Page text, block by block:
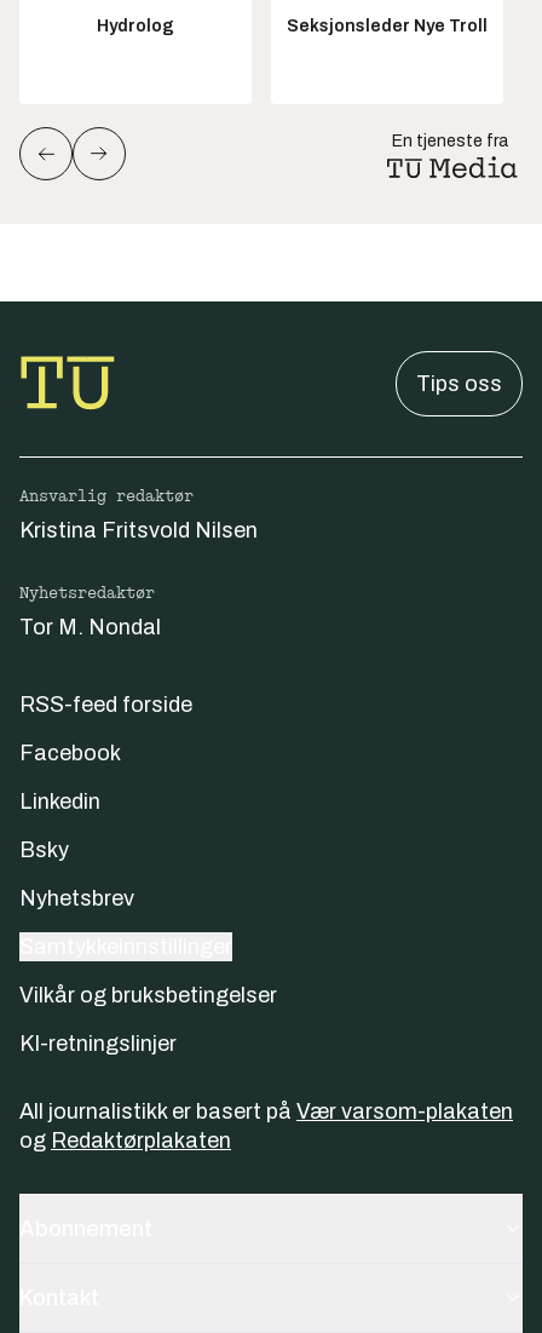
Hydrolog Seksjonsleder Nye Troll
En tjeneste fra
Tips oss
Ansvarlig redaktør
Kristina Fritsvold Nilsen
Nyhetsredaktør
Tor M. Nondal
RSS-feed forside
Facebook
Linkedin
Bsky
Nyhetsbrev
Vilkår og bruksbetingelser
KI-retningslinjer
All journalistikk er basert på Vær varsom-plakaten
og Redaktørplakaten